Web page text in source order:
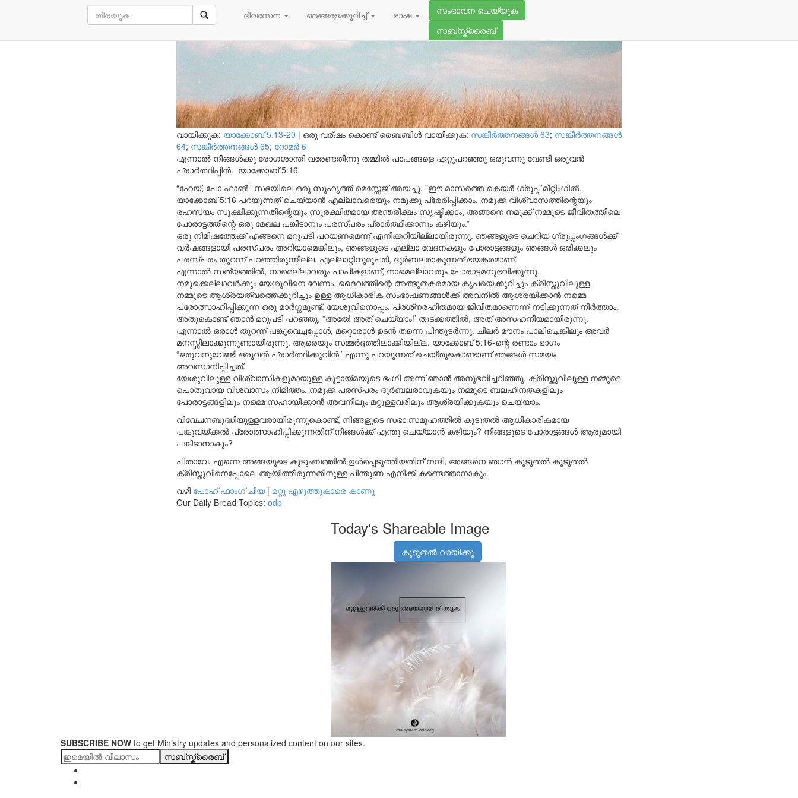
ദിവസേന ഞങ്ങളേക്കുറിച്ച് ഭാഷ
സംഭാവന ചെയ്യുക
സബ്സ്ക്രൈബ്
ആധികാരികവും ദുർബലവും
ആഗസ്റ്റ് 3, 2025
വായിക്കുക: യാക്കോബ് 5.13-20 | ഒരു വര്ഷം കൊണ്ട് ബൈബിൾ വായിക്കുക: സങ്കീര്‍ത്തനങ്ങള്‍ 63; സങ്കീര്‍ത്തനങ്ങള്‍
64; സങ്കീര്‍ത്തനങ്ങള്‍ 65; റോമര്‍ 6
എന്നാൽ നിങ്ങൾക്കു രോഗശാന്തി വരേണ്ടതിന്നു തമ്മിൽ പാപങ്ങളെ ഏറ്റുപറഞ്ഞു ഒരുവന്നു വേണ്ടി ഒരുവൻ
പ്രാർത്ഥിപ്പിൻ. യാക്കോബ് 5:16
“ഹേയ്, പോ ഫാങ്!’’ സഭയിലെ ഒരു സുഹൃത്ത് മെസ്സേജ് അയച്ചു. ”ഈ മാസത്തെ കെയർ ഗ്രൂപ്പ് മീറ്റിംഗിൽ,
യാക്കോബ് 5:16 പറയുന്നത് ചെയ്യാൻ എല്ലാവരെയും നമുക്കു പ്രേരിപ്പിക്കാം. നമുക്ക് വിശ്വാസത്തിന്റെയും
രഹസ്യം സൂക്ഷിക്കുന്നതിന്റെയും സുരക്ഷിതമായ അന്തരീക്ഷം സൃഷ്ടിക്കാം, അങ്ങനെ നമുക്ക് നമ്മുടെ ജീവിതത്തിലെ
പോരാട്ടത്തിന്റെ ഒരു മേഖല പങ്കിടാനും പരസ്പരം പ്രാർത്ഥിക്കാനും കഴിയും.”
ഒരു നിമിഷത്തേക്ക് എങ്ങനെ മറുപടി പറയണമെന്ന് എനിക്കറിയില്ലായിരുന്നു. ഞങ്ങളുടെ ചെറിയ ഗ്രൂപ്പംഗങ്ങൾക്ക്
വർഷങ്ങളായി പരസ്പരം അറിയാമെങ്കിലും, ഞങ്ങളുടെ എല്ലാ വേദനകളും പോരാട്ടങ്ങളും ഞങ്ങൾ ഒരിക്കലും
പരസ്പരം തുറന്ന് പറഞ്ഞിരുന്നില്ല. എല്ലാറ്റിനുമുപരി, ദുർബലരാകുന്നത് ഭയങ്കരമാണ്.
എന്നാൽ സത്യത്തിൽ, നാമെല്ലാവരും പാപികളാണ്, നാമെല്ലാവരും പോരാട്ടമനുഭവിക്കുന്നു.
നമുക്കെല്ലാവർക്കും യേശുവിനെ വേണം. ദൈവത്തിന്റെ അത്ഭുതകരമായ കൃപയെക്കുറിച്ചും ക്രിസ്തുവിലുള്ള
നമ്മുടെ ആശ്രയത്വത്തെക്കുറിച്ചും ഉള്ള ആധികാരിക സംഭാഷണങ്ങൾക്ക് അവനിൽ ആശ്രയിക്കാൻ നമ്മെ
പ്രോത്സാഹിപ്പിക്കുന്ന ഒരു മാർഗ്ഗമുണ്ട്. യേശുവിനൊപ്പം, പ്രശ്‌നരഹിതമായ ജീവിതമാണെന്ന് നടിക്കുന്നത് നിർത്താം.
അതുകൊണ്ട് ഞാൻ മറുപടി പറഞ്ഞു, ”അതേ! അത് ചെയ്യാം!’ തുടക്കത്തിൽ, അത് അസഹനീയമായിരുന്നു.
എന്നാൽ ഒരാൾ തുറന്ന് പങ്കുവെച്ചപ്പോൾ, മറ്റൊരാൾ ഉടൻ തന്നെ പിന്തുടർന്നു. ചിലർ മൗനം പാലിച്ചെങ്കിലും അവർ
മനസ്സിലാക്കുന്നുണ്ടായിരുന്നു. ആരെയും സമ്മർദ്ദത്തിലാക്കിയില്ല. യാക്കോബ് 5:16-ന്റെ രണ്ടാം ഭാഗം
“ഒരുവനുവേണ്ടി ഒരുവൻ പ്രാർത്ഥിക്കുവിൻ’’ എന്നു പറയുന്നത് ചെയ്തുകൊണ്ടാണ് ഞങ്ങൾ സമയം
അവസാനിപ്പിച്ചത്.
യേശുവിലുള്ള വിശ്വാസികളുമായുള്ള കൂട്ടായ്മയുടെ ഭംഗി അന്ന് ഞാൻ അനുഭവിച്ചറിഞ്ഞു. ക്രിസ്തുവിലുള്ള നമ്മുടെ
പൊതുവായ വിശ്വാസം നിമിത്തം, നമുക്ക് പരസ്പരം ദുർബലരാവുകയും നമ്മുടെ ബലഹീനതകളിലും
പോരാട്ടങ്ങളിലും നമ്മെ സഹായിക്കാൻ അവനിലും മറ്റുള്ളവരിലും ആശ്രയിക്കുകയും ചെയ്യാം.
വിവേചനബുദ്ധിയുള്ളവരായിരുന്നുകൊണ്ട്, നിങ്ങളുടെ സഭാ സമൂഹത്തിൽ കൂടുതൽ ആധികാരികമായ
പങ്കുവയ്ക്കൽ പ്രോത്സാഹിപ്പിക്കുന്നതിന് നിങ്ങൾക്ക് എന്തു ചെയ്യാൻ കഴിയും? നിങ്ങളുടെ പോരാട്ടങ്ങൾ ആരുമായി
പങ്കിടാനാകും?
പിതാവേ, എന്നെ അങ്ങയുടെ കുടുംബത്തിൽ ഉൾപ്പെടുത്തിയതിന് നന്ദി, അങ്ങനെ ഞാൻ കൂടുതൽ കൂടുതൽ
ക്രിസ്തുവിനെപ്പോലെ ആയിത്തീരുന്നതിനുള്ള പിന്തുണ എനിക്ക് കണ്ടെത്താനാകും.
വഴി പോഹ് ഫാംഗ് ചിയ| മറ്റു എഴുത്തുകാരെ കാണൂ
Our Daily Bread Topics: odb
Today's Shareable Image
കൂടുതൽ വായിക്കൂ
SUBSCRIBE NOW to get Ministry updates and personalized content on our sites.
സബ്സ്ക്രൈബ്